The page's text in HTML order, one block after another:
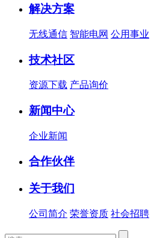
解决方案
无线通信 智能电网 公用事业
技术社区
资源下载 产品询价
新闻中心
企业新闻
合作伙伴
关于我们
公司简介 荣誉资质 社会招聘